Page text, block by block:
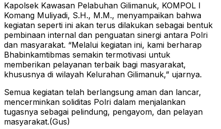
Kapolsek Kawasan Pelabuhan Gilimanuk, KOMPOL I
Komang Muliyadi, S.H., M.M., menyampaikan bahwa
kegiatan seperti ini akan terus dilakukan sebagai bentuk
pembinaan internal dan penguatan sinergi antara Polri
dan masyarakat. “Melalui kegiatan ini, kami berharap
Bhabinkamtibmas semakin termotivasi untuk
memberikan pelayanan terbaik bagi masyarakat,
khususnya di wilayah Kelurahan Gilimanuk,” ujarnya.
Semua kegiatan telah berlangsung aman dan lancar,
mencerminkan soliditas Polri dalam menjalankan
tugasnya sebagai pelindung, pengayom, dan pelayan
masyarakat.(Gus)